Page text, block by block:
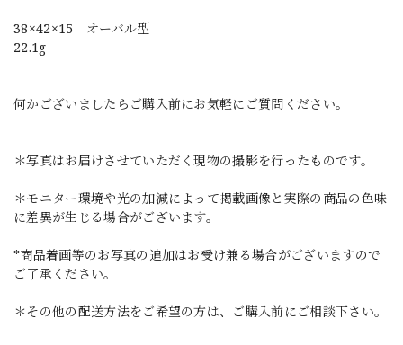
38×42×15 オーバル型
22.1g
何かございましたらご購入前にお気軽にご質問ください。
＊写真はお届けさせていただく現物の撮影を行ったものです。
＊モニター環境や光の加減によって掲載画像と実際の商品の色味
に差異が生じる場合がございます。
*商品着画等のお写真の追加はお受け兼る場合がございますので
ご了承ください。
＊その他の配送方法をご希望の方は、ご購入前にご相談下さい。